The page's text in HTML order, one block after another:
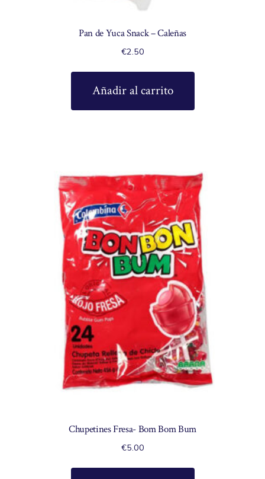
Pan de Yuca Snack – Caleñas
€2.50
Añadir al carrito
Chupetines Fresa- Bom Bom Bum
€5.00